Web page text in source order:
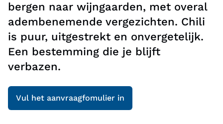
bergen naar wijngaarden, met overal
adembenemende vergezichten. Chili
is puur, uitgestrekt en onvergetelijk.
Een bestemming die je blijft
verbazen.
Vul het aanvraagfomulier in